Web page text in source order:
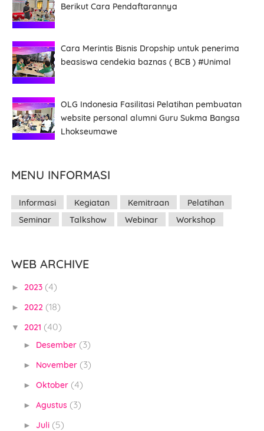
Berikut Cara Pendaftarannya
Cara Merintis Bisnis Dropship untuk penerima
beasiswa cendekia baznas ( BCB ) #Unimal
OLG Indonesia Fasilitasi Pelatihan pembuatan
website personal alumni Guru Sukma Bangsa
Lhokseumawe
MENU INFORMASI
Informasi Kegiatan Kemitraan
Pelatihan
Seminar
Talkshow Webinar Workshop
WEB ARCHIVE
► 2023 (4)
► 2022 (18)
▼ 2021 (40)
► Desember (3)
► November (3)
► Oktober (4)
► Agustus (3)
► Juli (5)
Materi
Alamat
Hubungi Kami!
KIRIM